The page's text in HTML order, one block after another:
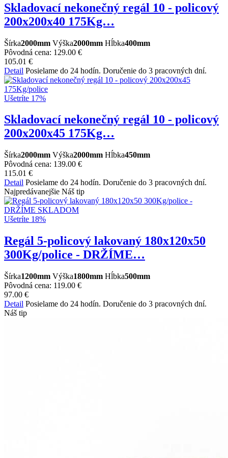
Skladovací nekonečný regál 10 - policový
200x200x40 175Kg…
Šírka2000mm Výška2000mm Hĺbka400mm
Pôvodná cena: 129.00 €
105.01 €
Detail Posielame do 24 hodín. Doručenie do 3 pracovných dní.
Ušetríte 17%
Skladovací nekonečný regál 10 - policový
200x200x45 175Kg…
Šírka2000mm Výška2000mm Hĺbka450mm
Pôvodná cena: 139.00 €
115.01 €
Detail Posielame do 24 hodín. Doručenie do 3 pracovných dní.
Najpredávanejšie Náš tip
Ušetríte 18%
Regál 5-policový lakovaný 180x120x50
300Kg/police - DRŽÍME…
Šírka1200mm Výška1800mm Hĺbka500mm
Pôvodná cena: 119.00 €
97.00 €
Detail Posielame do 24 hodín. Doručenie do 3 pracovných dní.
Náš tip